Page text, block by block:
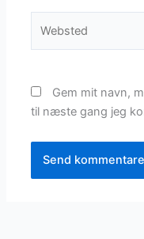
Gem mit navn,
til næste gang jeg